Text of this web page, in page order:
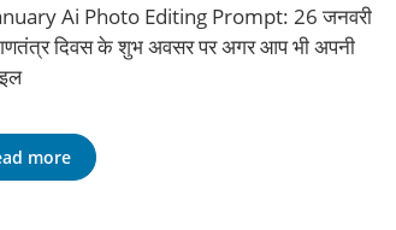
Ai Photo Editing Prompt: 26 जनवरी
दिवस के शुभ अवसर पर अगर आप भी अपनी
more